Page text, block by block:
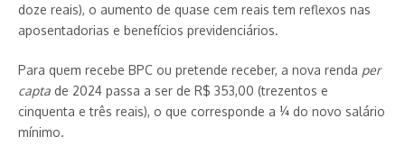
doze reais), o aumento de quase cem reais tem reflexos nas
aposentadorias e benefícios previdenciários.
Para quem recebe BPC ou pretende receber, a nova renda per
capta de 2024 passa a ser de R$ 353,00 (trezentos e
cinquenta e três reais), o que corresponde a ¼ do novo salário
mínimo.